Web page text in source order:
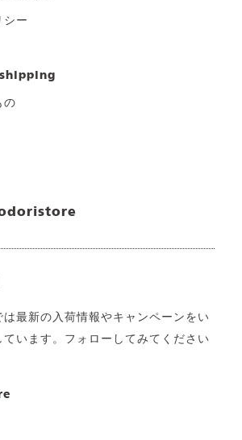
シー
の
は最新の入荷情報やキャンペーンをい
ています。フォローしてみてください